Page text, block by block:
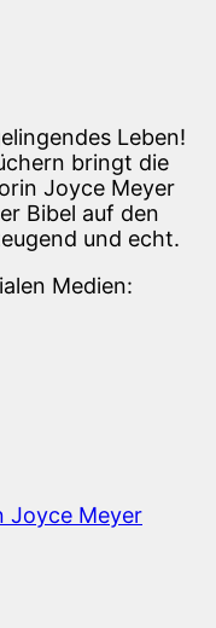
Leben!
bringt die
Joyce Meyer
Bibel auf den
und echt.
Medien:
Joyce Meyer